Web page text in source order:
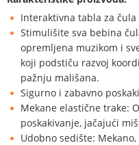
Interaktivna tabla za čula
Stimulišite sva bebina
opremljena muzikom i
koji podstiču razvoj
pažnju mališana.
Sigurno i zabavno
Mekane elastične trake:
poskakivanje, jačajući
Udobno sedište: